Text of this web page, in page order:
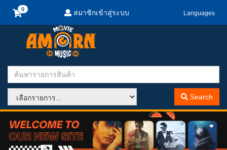
สมาชิกเข้าสู่ระบบ Languages
Search